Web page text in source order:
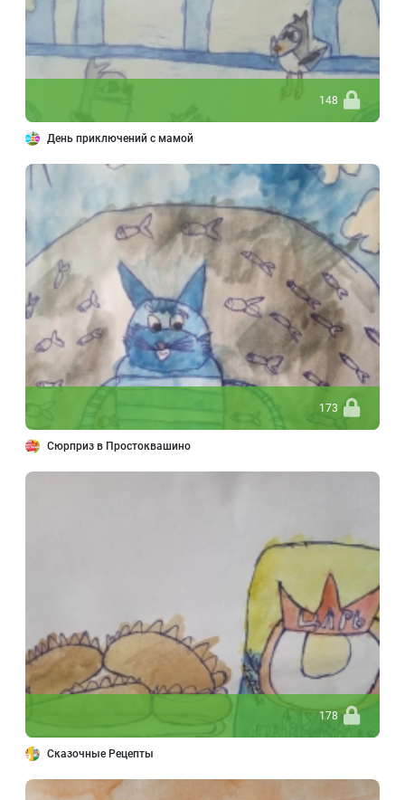
148
День приключений с мамой
173
Сюрприз в Простоквашино
178
Сказочные Рецепты